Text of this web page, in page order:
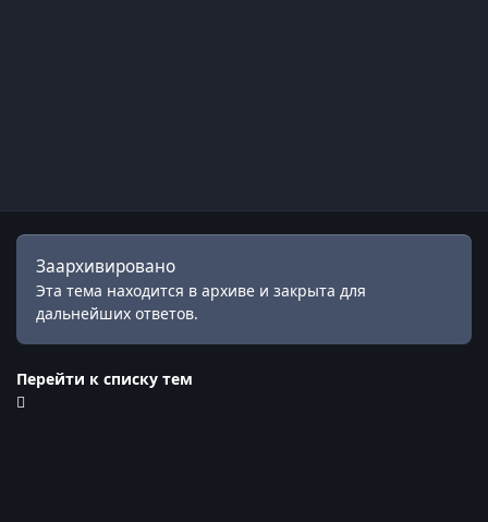
Заархивировано
Эта тема находится в архиве и закрыта для
дальнейших ответов.
Перейти к списку тем